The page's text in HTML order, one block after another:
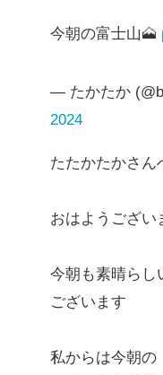
今朝の富士山🗻
— たかたか
2024
たたかたかさん
おはようござい
今朝も素晴らし
ございます
私からは今朝の